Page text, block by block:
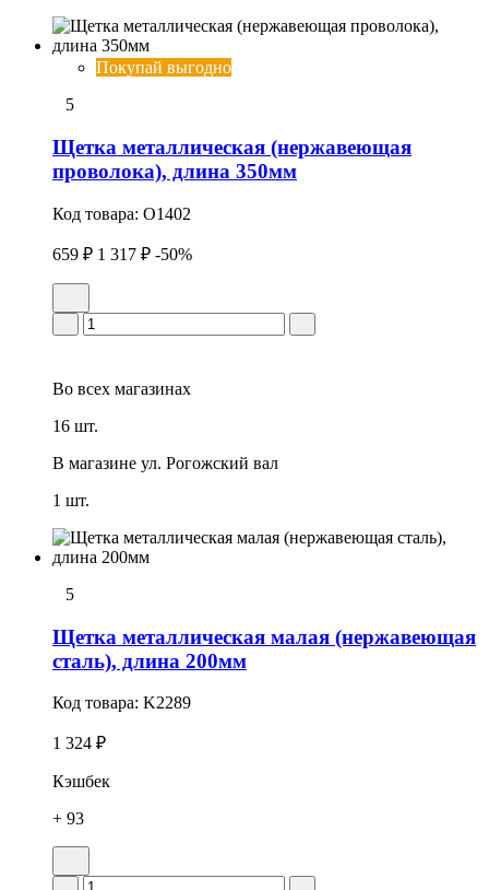
Покупай выгодно
5
Щетка металлическая (нержавеющая
проволока), длина 350мм
Код товара: O1402
659 ₽ 1 317 ₽ -50%
Во всех магазинах
16 шт.
В магазине ул. Рогожский вал
1 шт.
5
Щетка металлическая малая (нержавеющая
сталь), длина 200мм
Код товара: K2289
1 324 ₽
Кэшбек
+ 93